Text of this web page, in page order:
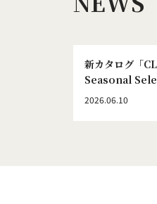
新カタログ「
Seasonal
2026.06.10